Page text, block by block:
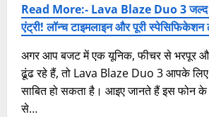
Read More:- Lava Blaze Duo 3 जल्द
एंट्री! लॉन्च टाइमलाइन और पूरी
अगर आप बजट में एक यूनिक, फीचर से भरपूर
ढूंढ रहे हैं, तो Lava Blaze Duo 3 आपके
साबित हो सकता है। आइए जानते हैं इस फोन के
से…